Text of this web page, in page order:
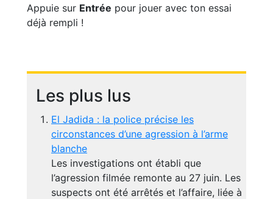
Appuie sur Entrée pour jouer avec ton essai
déjà rempli !
Les plus lus
El Jadida : la police précise les
circonstances d’une agression à l’arme
blanche
Les investigations ont établi que
l’agression filmée remonte au 27 juin. Les
suspects ont été arrêtés et l’affaire, liée à